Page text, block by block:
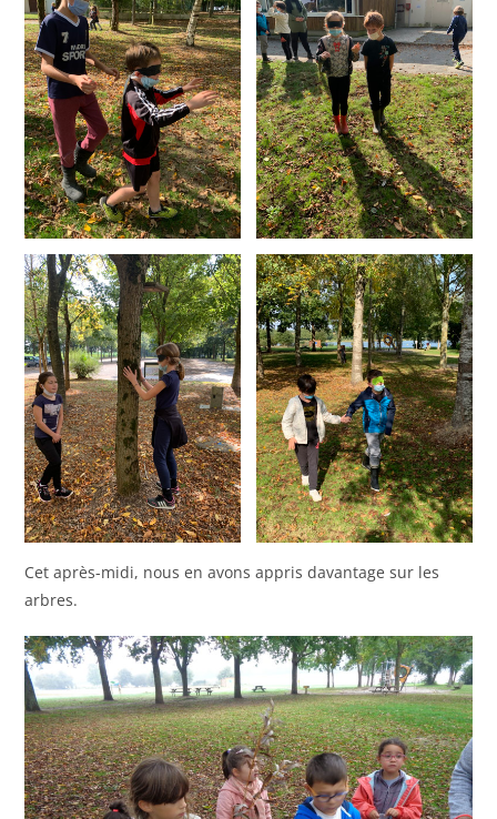
Cet après-midi, nous en avons appris davantage sur les
arbres.